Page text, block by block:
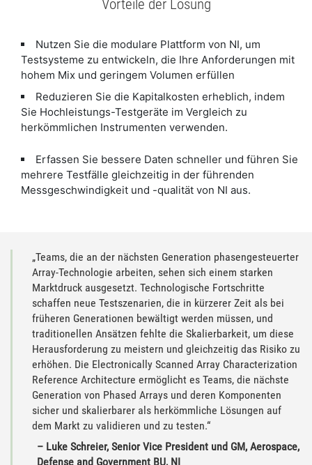
Vorteile der Lösung
Nutzen Sie die modulare Plattform von NI, um
Testsysteme zu entwickeln, die Ihre Anforderungen mit
hohem Mix und geringem Volumen erfüllen
Reduzieren Sie die Kapitalkosten erheblich, indem
Sie Hochleistungs-Testgeräte im Vergleich zu
herkömmlichen Instrumenten verwenden.
Erfassen Sie bessere Daten schneller und führen Sie
mehrere Testfälle gleichzeitig in der führenden
Messgeschwindigkeit und -qualität von NI aus.
„Teams, die an der nächsten Generation phasengesteuerter
Array-Technologie arbeiten, sehen sich einem starken
Marktdruck ausgesetzt. Technologische Fortschritte
schaffen neue Testszenarien, die in kürzerer Zeit als bei
früheren Generationen bewältigt werden müssen, und
traditionellen Ansätzen fehlte die Skalierbarkeit, um diese
Herausforderung zu meistern und gleichzeitig das Risiko zu
erhöhen. Die Electronically Scanned Array Characterization
Reference Architecture ermöglicht es Teams, die nächste
Generation von Phased Arrays und deren Komponenten
sicher und skalierbarer als herkömmliche Lösungen auf
dem Markt zu validieren und zu testen.“
– Luke Schreier, Senior Vice President und GM, Aerospace,
Defense and Government BU, NI